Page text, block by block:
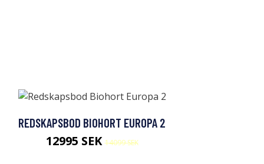
REDSKAPSBOD BIOHORT EUROPA 2
12995 SEK14099 SEK